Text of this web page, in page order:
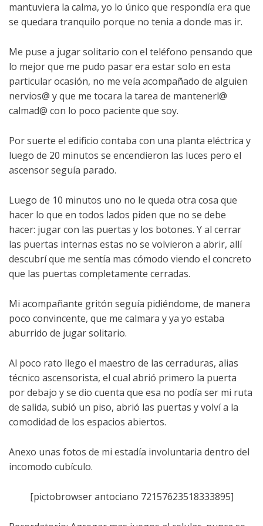
mantuviera la calma, yo lo único que respondía era que
se quedara tranquilo porque no tenia a donde mas ir.
Me puse a jugar solitario con el teléfono pensando que
lo mejor que me pudo pasar era estar solo en esta
particular ocasión, no me veía acompañado de alguien
nervios@ y que me tocara la tarea de mantenerl@
calmad@ con lo poco paciente que soy.
Por suerte el edificio contaba con una planta eléctrica y
luego de 20 minutos se encendieron las luces pero el
ascensor seguía parado.
Luego de 10 minutos uno no le queda otra cosa que
hacer lo que en todos lados piden que no se debe
hacer: jugar con las puertas y los botones. Y al cerrar
las puertas internas estas no se volvieron a abrir, allí
descubrí que me sentía mas cómodo viendo el concreto
que las puertas completamente cerradas.
Mi acompañante gritón seguía pidiéndome, de manera
poco convincente, que me calmara y ya yo estaba
aburrido de jugar solitario.
Al poco rato llego el maestro de las cerraduras, alias
técnico ascensorista, el cual abrió primero la puerta
por debajo y se dio cuenta que esa no podía ser mi ruta
de salida, subió un piso, abrió las puertas y volví a la
comodidad de los espacios abiertos.
Anexo unas fotos de mi estadía involuntaria dentro del
incomodo cubículo.
[pictobrowser antociano 72157623518333895]